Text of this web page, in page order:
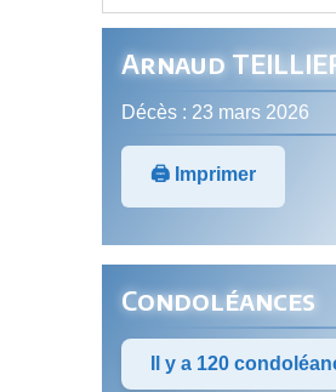
Arnaud
Décès : 23 mars 2026
🖨️ Imprimer
Condoléances
Il y a 120